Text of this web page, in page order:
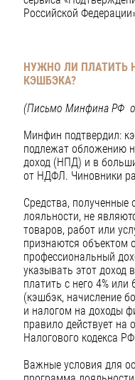
Российской
НУЖНО ЛИ ПЛАТИТЬ
КЭШБЭКА?
(Письмо Минфина РФ
Минфин подтвердил:
подлежат обложению
доход (НПД) и в
от НДФЛ. Чиновники
Средства, полученные
лояльности, не
товаров, работ или
признаются объектом
профессиональный
указывать этот доход
платить с него 4%
(кэшбэк, начисление
и налогом на доходы
правило действует на
Налогового кодекса
Важные условия для